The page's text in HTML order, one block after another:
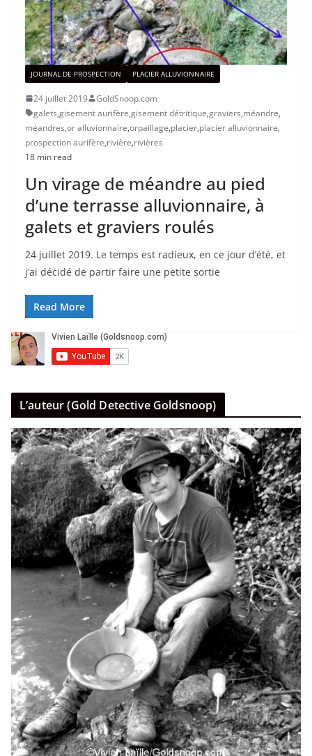
JOURNAL DE PROSPECTION PLACIER ALLUVIONNAIRE
24 juillet 2019
GoldSnoop.com
galets,gisement aurifère,gisement détritique,graviers,méandre,
méandres,or alluvionnaire,orpaillage,placier,placier alluvionnaire,
prospection aurifère,rivière,rivières
18 min read
Un virage de méandre au pied
d’une terrasse alluvionnaire, à
galets et graviers roulés
24 juillet 2019. Le temps est radieux, en ce jour d’été, et
j’ai décidé de partir faire une petite sortie
Read More
L’auteur (Gold Detective Goldsnoop)